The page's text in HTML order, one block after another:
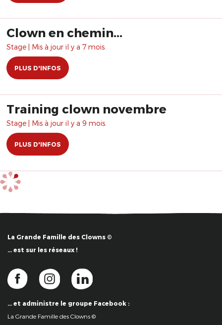
Clown en chemin...
Stage | Mis à jour il y a 7 mois.
PLUS D'INFOS
Training clown novembre
Stage | Mis à jour il y a 9 mois.
PLUS D'INFOS
La Grande Famille des Clowns ©
… est sur les réseaux !
… et administre le groupe Facebook :
La Grande Famille des Clowns ©